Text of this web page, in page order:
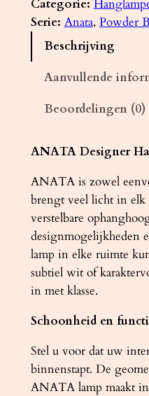
l
T
w
i
t
a
a
n
t
l
Categorie:
Serie: Anata, Powder
Beschrijving
Aanvullende
Beoordelingen (0)
ANATA Designer
ANATA is zowel
brengt veel licht in elk
verstelbare
designmogelijkheden
lamp in elke ruimte
subtiel wit of
in met klasse.
Schoonheid en
Stel u voor dat uw
binnenstapt. De
ANATA lamp maakt